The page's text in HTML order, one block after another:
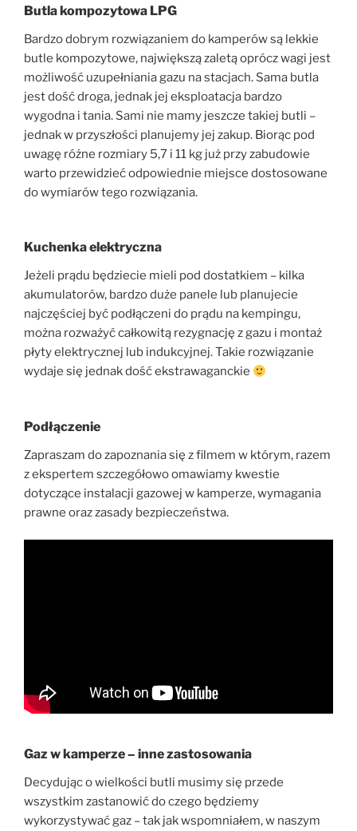
Butla kompozytowa LPG
Bardzo dobrym rozwiązaniem do kamperów są lekkie
butle kompozytowe, największą zaletą oprócz wagi jest
możliwość uzupełniania gazu na stacjach. Sama butla
jest dość droga, jednak jej eksploatacja bardzo
wygodna i tania. Sami nie mamy jeszcze takiej butli –
jednak w przyszłości planujemy jej zakup. Biorąc pod
uwagę różne rozmiary 5,7 i 11 kg już przy zabudowie
warto przewidzieć odpowiednie miejsce dostosowane
do wymiarów tego rozwiązania.
Kuchenka elektryczna
Jeżeli prądu będziecie mieli pod dostatkiem – kilka
akumulatorów, bardzo duże panele lub planujecie
najczęściej być podłączeni do prądu na kempingu,
można rozważyć całkowitą rezygnację z gazu i montaż
płyty elektrycznej lub indukcyjnej. Takie rozwiązanie
wydaje się jednak dość ekstrawaganckie
Podłączenie
Zapraszam do zapoznania się z filmem w którym, razem
z ekspertem szczegółowo omawiamy kwestie
dotyczące instalacji gazowej w kamperze, wymagania
prawne oraz zasady bezpieczeństwa.
Gaz w kamperze – inne zastosowania
Decydując o wielkości butli musimy się przede
wszystkim zastanowić do czego będziemy
wykorzystywać gaz – tak jak wspomniałem, w naszym